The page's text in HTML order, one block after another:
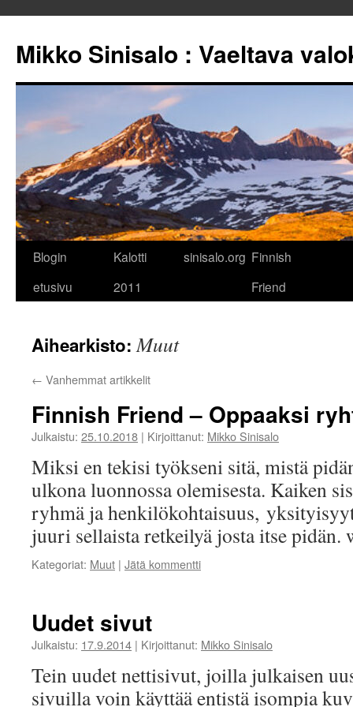
Mikko Sinisalo : Vaeltava
Siirry
sisältöön
Blogin
etusivu
Kalotti
2011
sinisalo.org Finnish
Friend
Aihearkisto:Muut
← Vanhemmat artikkelit
Finnish Friend – Oppaaksi
Julkaistu: 25.10.2018 | Kirjoittanut: Mikko Sinisalo
Miksi en tekisi työkseni sitä, mistä
ulkona luonnossa olemisesta. Kaiken
ryhmä ja henkilökohtaisuus,
juuri sellaista retkeilyä josta itse
Kategoriat: Muut | Jätä kommentti
Uudet sivut
Julkaistu: 17.9.2014 | Kirjoittanut: Mikko Sinisalo
Tein uudet nettisivut, joilla julkaisen
sivuilla voin käyttää entistä isompia